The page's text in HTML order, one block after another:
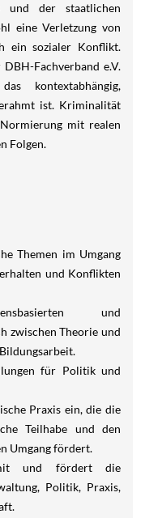
und der staatlichen
eine Verletzung von
ein sozialer Konflikt.
Fachverband e.V.
kontextabhängig,
ist. Kriminalität
mit realen
Folgen.
Themen im Umgang
und Konflikten
und
zwischen Theorie und
für Politik und
Praxis ein, die die
Teilhabe und den
Umgang fördert.
und fördert die
Politik, Praxis,